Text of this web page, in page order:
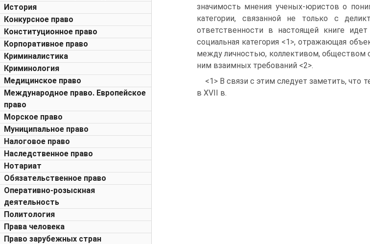
История
Конкурсное право
Конституционное право
Корпоративное право
Криминалистика
Криминология
Медицинское право
Международное право. Европейское
право
Морское право
Муниципальное право
Налоговое право
Наследственное право
Нотариат
Обязательственное право
Оперативно-розыскная
деятельность
Политология
Права человека
Право зарубежных стран
значимость мнения ученых-юристов о
категории, связанной не только с
ответственности в настоящей книге
социальная категория <1>, отражающая
между личностью, коллективом, обществом
ним взаимных требований <2>.
<1> В связи с этим следует заметить,
в XVII в.